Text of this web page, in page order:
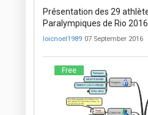
Présentation des 29
Paralympiques de Rio 2016
loicnoel1989 07 September 2016
Free